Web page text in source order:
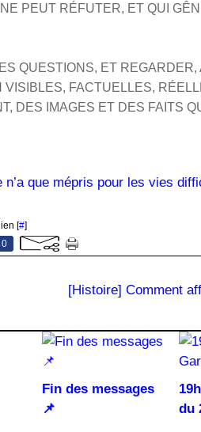
PEUT RÉFUTER, ET QUI
QUESTIONS, ET REGARDER,
FACTUELLES,
DES IMAGES ET DES FAITS
[#]
0
[Histoire] Comment
Fin des messages
📌
du